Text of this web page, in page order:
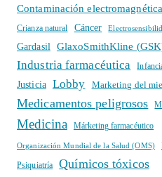
Contaminación electromagnética
Crianza natural Cáncer
Gardasil GlaxoSmithKline
Industria farmacéutica
Justicia
Lobby Marketing del
Medicamentos peligrosos
Medicina Márketing farmacéutico
Organización Mundial de la Salud (OMS)
Psiquiatría Químicos tóxicos